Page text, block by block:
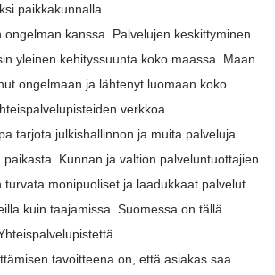
paikkakunnalla.
ongelman kanssa. Palvelujen keskittyminen
yleinen kehityssuunta koko maassa. Maan
ongelmaan ja lähtenyt luomaan koko
verkkoa.
tarjota julkishallinnon ja muita palveluja
paikasta. Kunnan ja valtion palveluntuottajien
turvata monipuoliset ja laadukkaat palvelut
kuin taajamissa. Suomessa on tällä
tavoitteena on, että asiakas saa